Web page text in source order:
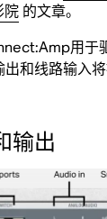
院 的文章。
用于
和线路输入将
输出